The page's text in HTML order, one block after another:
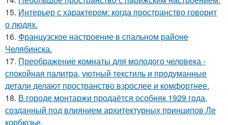
15. Интерьер с характером: когда пространство говорит
о людях.
16. Французское настроение в спальном районе
Челябинска.
17. Преображение комнаты для молодого человека -
спокойная палитра, уютный текстиль и продуманные
детали делают пространство взрослее и комфортнее.
18. В городе монтаржи продаётся особняк 1929 года,
созданный под влиянием архитектурных принципов Ле
корбюзье.